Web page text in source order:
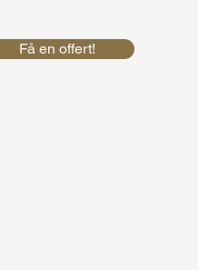
Få en offert!